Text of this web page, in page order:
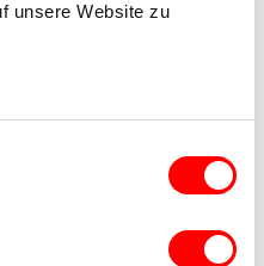
unsere Website zu